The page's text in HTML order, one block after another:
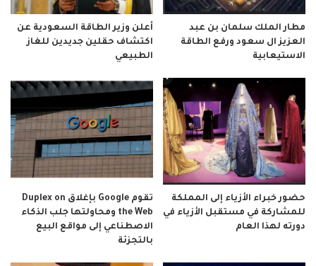
مطار الملك سلمان بن عبد
العزيز ال سعود ورفع الطاقة
الاستيعابية
أعلن وزير الطاقة السعودية عن
اكتشاف حقلين جديدين للغاز
الطبيعي
حضور خبراء الأزياء إلى المملكة
للمشاركة في مستقبل الأزياء في
دورته لهذا العام
تقوم Google بإغلاق Duplex on
the Web ومحاولتها جلب الذكاء
الاصطناعي إلى مواقع البيع
بالتجزئة